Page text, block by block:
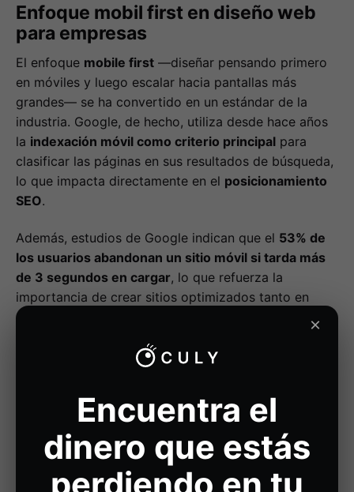
Enfoque mobil first en diseño web
para empresas
El enfoque mobile first —diseñar pensando primero
en móviles y luego escalar hacia pantallas más
grandes— se ha convertido en un estándar de la
industria. Google, de hecho, utiliza desde hace años
la indexación móvil como criterio principal para
clasificar las páginas en sus resultados de búsqueda,
lo que impacta directamente en el posicionamiento
SEO.
Además, estudios de Google indican que el 53% de
los usuarios abandonan un sitio móvil si tarda más
de 3 segundos en cargar, lo que refuerza la
importancia de crear sitios optimizados tanto en
diseño como en rendimiento.
Un diseño responsive eficaz no solo adapta
y llamadas a la acción funcionen sin fricciones en
cualquier contexto de uso: móvil, tablet o escritorio.
Navegación clara e intuitiva
×
Encuentra el
dinero que estás
perdiendo en tu